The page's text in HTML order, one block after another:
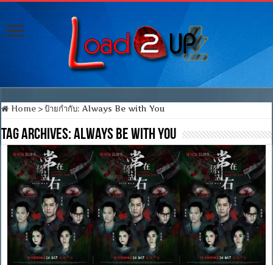
Home > ป้ายกำกับ:Always Be with You
Tag Archives:Always Be with You